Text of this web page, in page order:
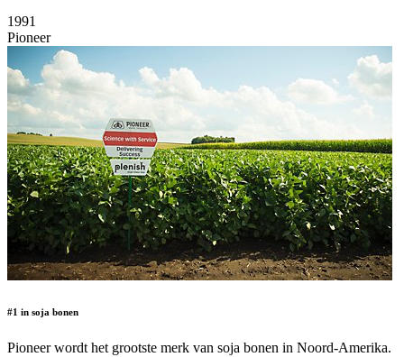
1991
Pioneer
#1 in soja bonen
Pioneer wordt het grootste merk van soja bonen in Noord-Amerika.